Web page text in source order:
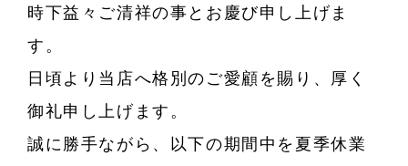
時下益々ご清祥の事とお慶び申し上げま
す。
日頃より当店へ格別のご愛顧を賜り、厚く
御礼申し上げます。
誠に勝手ながら、以下の期間中を夏季休業